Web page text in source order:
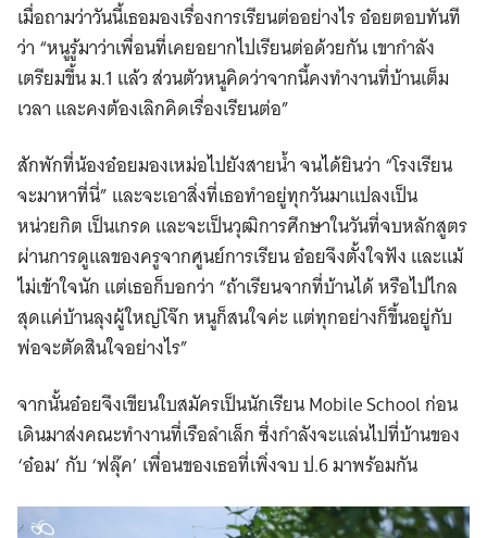
เมื่อถามว่าวันนี้เธอมองเรื่องการเรียนต่ออย่างไร อ๋อยตอบทันที
ว่า “หนูรู้มาว่าเพื่อนที่เคยอยากไปเรียนต่อด้วยกัน เขากำลัง
เตรียมขึ้น ม.1 แล้ว ส่วนตัวหนูคิดว่าจากนี้คงทำงานที่บ้านเต็ม
เวลา และคงต้องเลิกคิดเรื่องเรียนต่อ”
สักพักที่น้องอ๋อยมองเหม่อไปยังสายน้ำ จนได้ยินว่า “โรงเรียน
จะมาหาที่นี่” และจะเอาสิ่งที่เธอทำอยู่ทุกวันมาแปลงเป็น
หน่วยกิต เป็นเกรด และจะเป็นวุฒิการศึกษาในวันที่จบหลักสูตร
ผ่านการดูแลของครูจากศูนย์การเรียน อ๋อยจึงตั้งใจฟัง และแม้
ไม่เข้าใจนัก แต่เธอก็บอกว่า “ถ้าเรียนจากที่บ้านได้ หรือไปไกล
สุดแค่บ้านลุงผู้ใหญ่โจ๊ก หนูก็สนใจค่ะ แต่ทุกอย่างก็ขึ้นอยู่กับ
พ่อจะตัดสินใจอย่างไร”
จากนั้นอ๋อยจึงเขียนใบสมัครเป็นนักเรียน Mobile School ก่อน
เดินมาส่งคณะทำงานที่เรือลำเล็ก ซึ่งกำลังจะแล่นไปที่บ้านของ
‘อ๋อม’ กับ ‘ฟลุ๊ค’ เพื่อนของเธอที่เพิ่งจบ ป.6 มาพร้อมกัน